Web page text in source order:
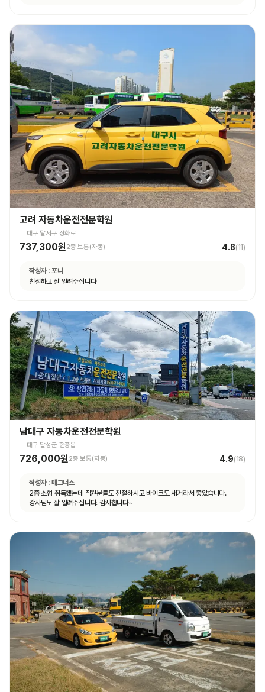
고려 자동차운전전문학원
대구 달서구 상화로
737,300원2종 보통(자동) 4.8(11)
작성자 : 포니
친절하고 잘 알려주십니다
남대구 자동차운전전문학원
대구 달성군 현풍읍
726,000원 2종 보통(자동) 4.9(18)
작성자 : 매그너스
2종 소형 취득했는데 직원분들도 친절하시고 바이크도 새거라서 좋았습니다.
강사님도 잘 알려주십니다. 감사합니다~